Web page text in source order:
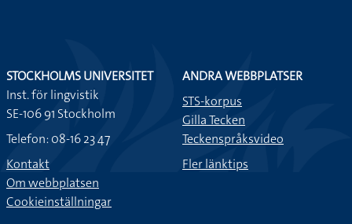
STOCKHOLMS UNIVERSITET
Inst. för lingvistik
SE-106 91 Stockholm
Telefon: 08-16 23 47
Kontakt
Om webbplatsen
Cookieinställningar
ANDRA WEBBPLATSER
STS-korpus
Gilla Tecken
Teckenspråksvideo
Fler länktips